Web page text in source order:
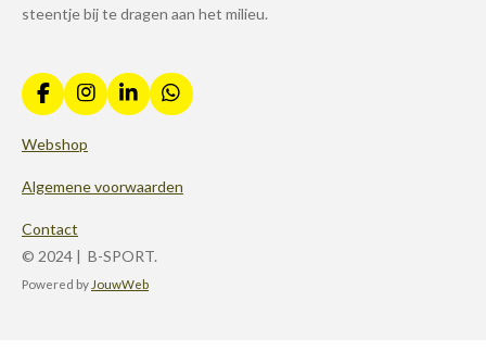
steentje bij te dragen aan het milieu.
F
a
c
b
o
k
I
n
s
a
g
m
L
i
e
d
W
h
s
A
Webshop
Algemene voorwaarden
Contact
© 2024 | B-SPORT.
Powered by JouwWeb